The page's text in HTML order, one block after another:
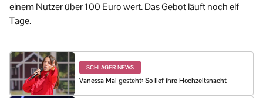
einem Nutzer über 100 Euro wert. Das Gebot läuft noch elf
Tage.
SCHLAGER NEWS
Vanessa Mai gesteht: So lief ihre Hochzeitsnacht